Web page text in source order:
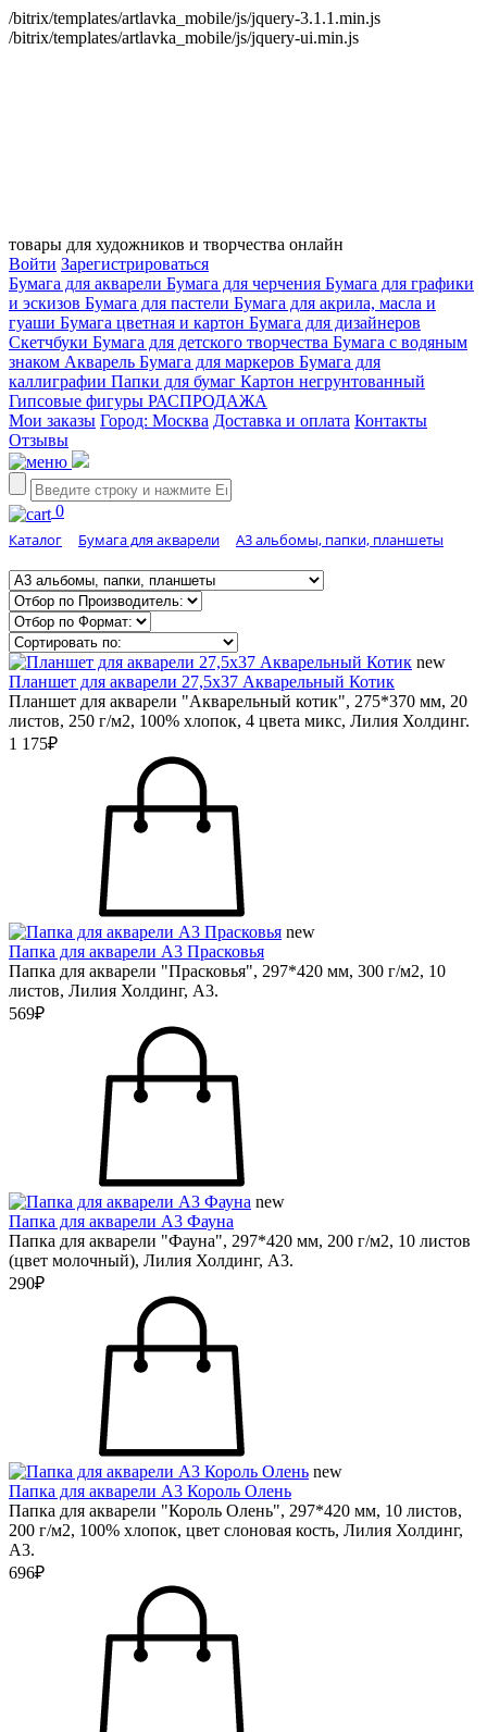
/bitrix/templates/artlavka_mobile/js/jquery-3.1.1.min.js
/bitrix/templates/artlavka_mobile/js/jquery-ui.min.js
товары для художников и творчества онлайн
Войти Зарегистрироваться
Бумага для акварели Бумага для черчения Бумага для графики
и эскизов Бумага для пастели Бумага для акрила, масла и
гуаши Бумага цветная и картон Бумага для дизайнеров
Скетчбуки Бумага для детского творчества Бумага с водяным
знаком Акварель Бумага для маркеров Бумага для
каллиграфии Папки для бумаг Картон негрунтованный
Гипсовые фигуры РАСПРОДАЖА
Мои заказы Город: Москва Доставка и оплата Контакты
Отзывы
0
Каталог Бумага для акварели А3 альбомы, папки, планшеты
new
Планшет для акварели 27,5х37 Акварельный Котик
Планшет для акварели "Акварельный котик", 275*370 мм, 20
листов, 250 г/м2, 100% хлопок, 4 цвета микс, Лилия Холдинг.
1 175₽
new
Папка для акварели А3 Прасковья
Папка для акварели "Прасковья", 297*420 мм, 300 г/м2, 10
листов, Лилия Холдинг, А3.
569₽
new
Папка для акварели А3 Фауна
Папка для акварели "Фауна", 297*420 мм, 200 г/м2, 10 листов
(цвет молочный), Лилия Холдинг, А3.
290₽
new
Папка для акварели А3 Король Олень
Папка для акварели "Король Олень", 297*420 мм, 10 листов,
200 г/м2, 100% хлопок, цвет слоновая кость, Лилия Холдинг,
А3.
696₽